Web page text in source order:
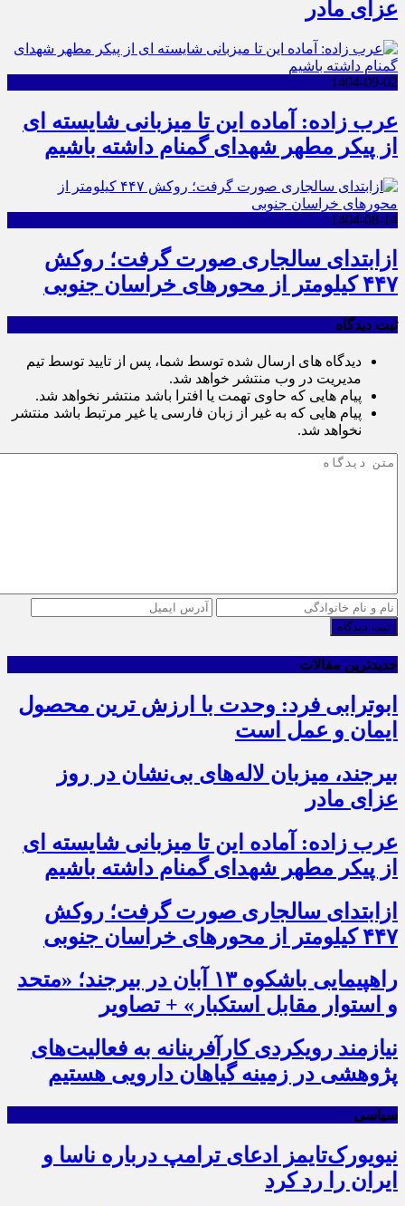
عزای مادر
1404-09-02
عرب زاده: آماده این تا میزبانی شایسته ای
از پیکر مطهر شهدای گمنام داشته باشیم
1404-08-14
ازابتدای سالجاری صورت گرفت؛ روکش
۴۴۷ کیلومتر از محورهای خراسان جنوبی
ثبت دیدگاه
دیدگاه های ارسال شده توسط شما، پس از تایید توسط تیم
مدیریت در وب منتشر خواهد شد.
پیام هایی که حاوی تهمت یا افترا باشد منتشر نخواهد شد.
پیام هایی که به غیر از زبان فارسی یا غیر مرتبط باشد منتشر
نخواهد شد.
ثبت دیدگاه
جدیدترین مقالات
ابوترابی فرد: وحدت با ارزش ترین محصول
ایمان و عمل است
بیرجند، میزبان لاله‌های بی‌نشان در روز
عزای مادر
عرب زاده: آماده این تا میزبانی شایسته ای
از پیکر مطهر شهدای گمنام داشته باشیم
ازابتدای سالجاری صورت گرفت؛ روکش
۴۴۷ کیلومتر از محورهای خراسان جنوبی
راهپیمایی باشکوه ۱۳ آبان در بیرجند؛ «متحد
و استوار مقابل استکبار» + تصاویر
نیازمند رویکردی کارآفرینانه به فعالیت‌های
پژوهشی در زمینه گیاهان دارویی هستیم
سیاسی
نیویورک‌تایمز ادعای ترامپ درباره ناسا و
ایران را رد کرد